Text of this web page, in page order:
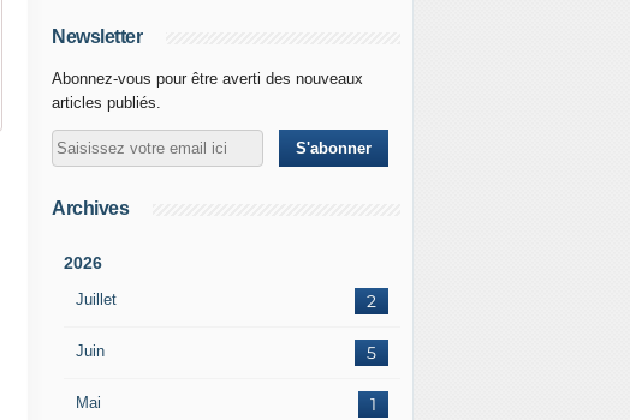
Newsletter
Abonnez-vous pour être averti des nouveaux
articles publiés.
Archives
2026
Juillet 2
Juin 5
Mai 1